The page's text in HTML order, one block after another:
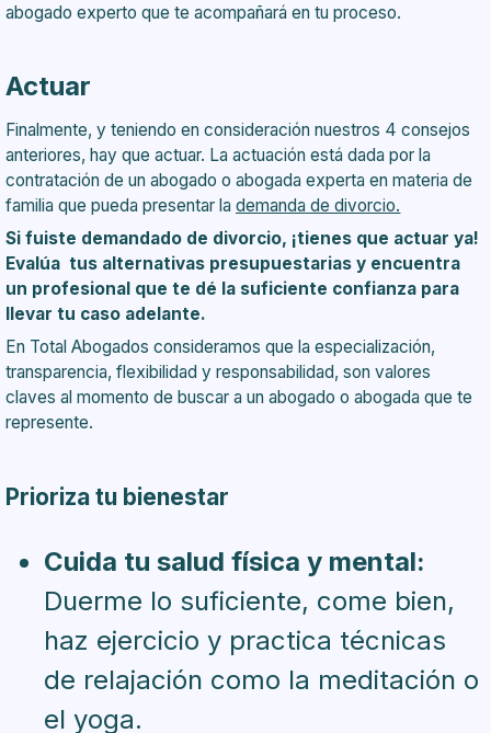
abogado expertoque te acompañará en tu proceso.
Actuar
Finalmente, y teniendo en consideración nuestros 4 consejos
anteriores, hay que actuar. La actuación está dada por la
contratación de un abogado o abogada experta en materia de
familia que pueda presentar lademanda de divorcio.
Si fuiste demandado de divorcio, ¡tienes que actuar ya!
Evalúa tus alternativas presupuestarias y encuentra
un profesional que te dé la suficiente confianza para
llevar tu caso adelante.
En Total Abogados consideramos que la especialización,
transparencia, flexibilidad y responsabilidad, son valores
claves al momento de buscar a un abogado o abogada que te
represente.
Prioriza tu bienestar
Cuida tu salud física y mental:
Duerme lo suficiente, come bien,
haz ejercicio y practica técnicas
de relajación como la meditación o
el yoga.